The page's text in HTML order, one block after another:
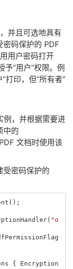
并且可选地具有
密码保护的 PDF
用户密码打开
“用户”权限。例
打印，但“所有者”
例，并根据需要进
中的
文档时使用该
受密码保护的
();
( "o
{
Encryption